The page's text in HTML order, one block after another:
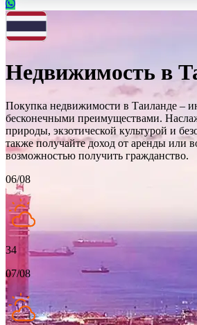
Недвижимость в
Покупка недвижимости в Таиланде –
бесконечными преимуществами.
природы, экзотической культурой и
также получайте доход от аренды или
возможностью получить гражданство.
06/08
34
07/08